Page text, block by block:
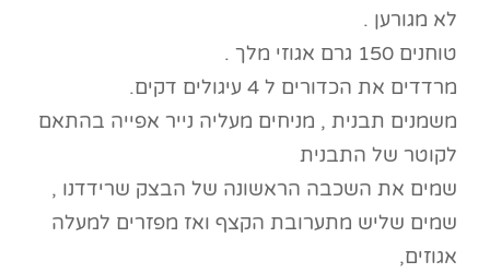
לא מגורען .
טוחנים 150 גרם אגוזי מלך .
מרדדים את הכדורים ל 4 עיגולים דקים.
משמנים תבנית , מניחים מעליה נייר אפייה בהתאם
לקוטר של התבנית
שמים את השכבה הראשונה של הבצק שרידדנו ,
שמים שליש מתערובת הקצף ואז מפזרים למעלה
אגוזים,